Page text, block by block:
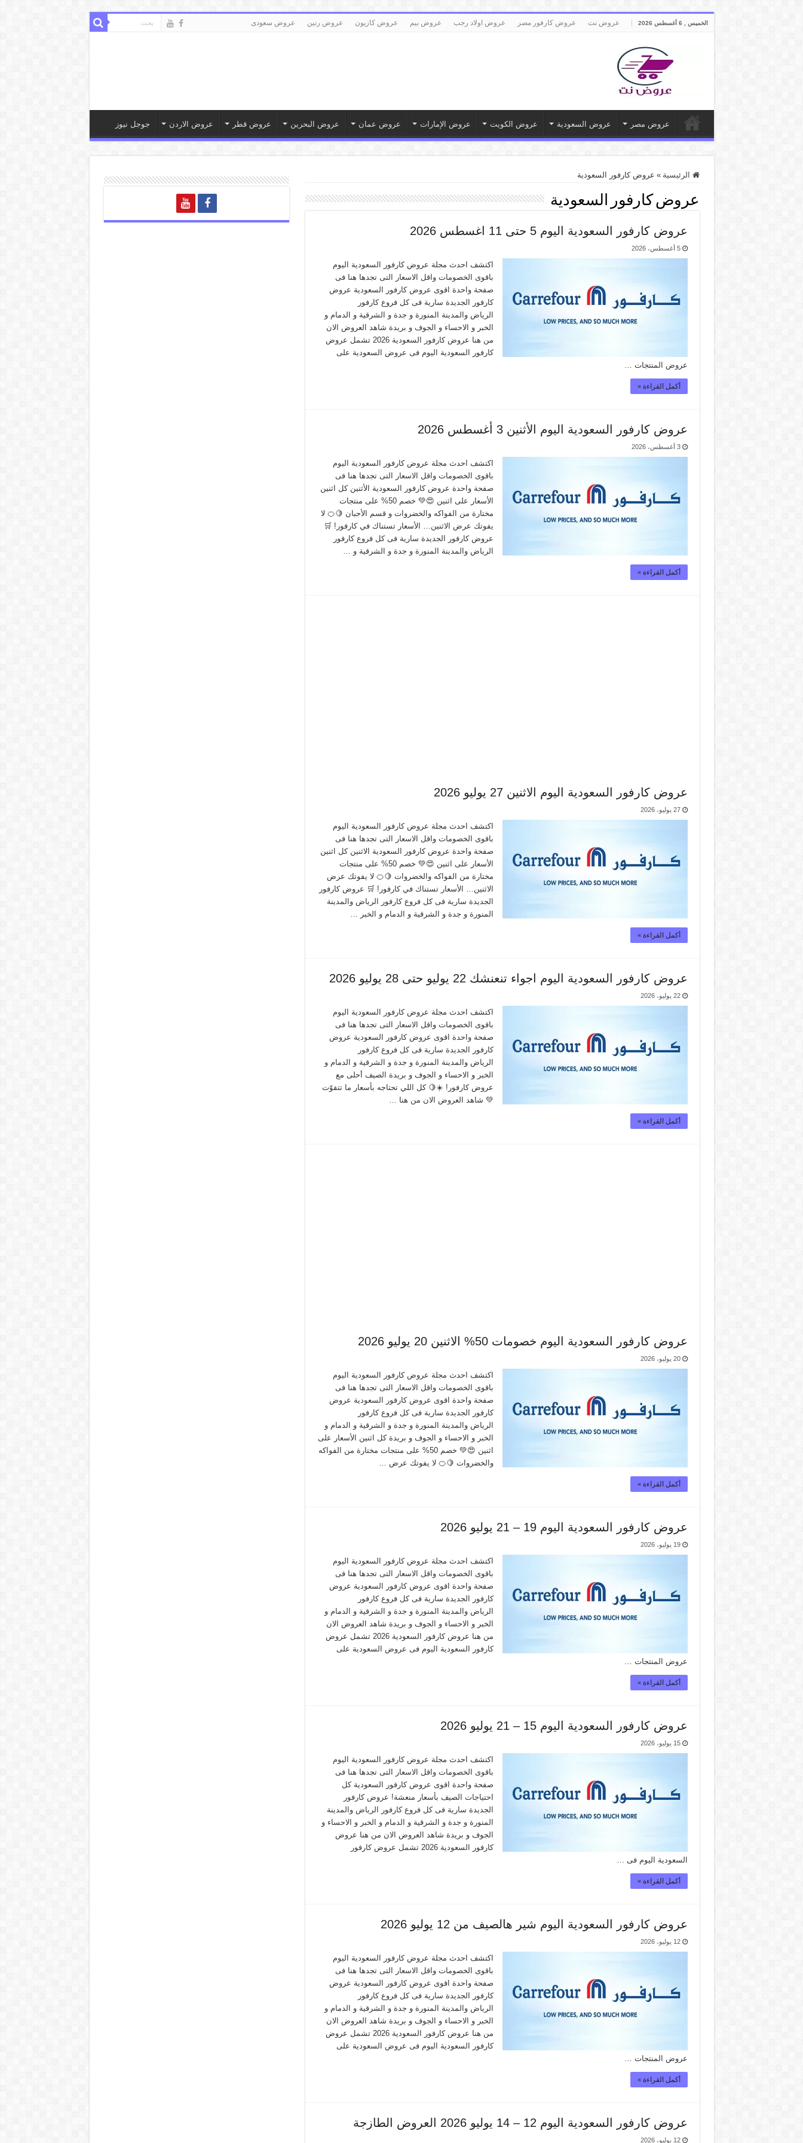
الخميس , 6 أغسطس 2026 عروض نت عروض كارفور مصر عروض اولاد رجب عروض بيم عروض كازيون عروض رنين عروض سعودى
عروض مصر عروض السعودية عروض الكويت عروض الإمارات عروض عمان عروض البحرين عروض قطر عروض الاردن جوجل نيوز
الرئيسية » عروض كارفور السعودية
عروض كارفور السعودية
عروض كارفور السعودية اليوم 5 حتى 11 اغسطس 2026
5 أغسطس، 2026
اكتشف احدث مجلة عروض كارفور السعودية اليوم
باقوى الخصومات واقل الاسعار التى تجدها هنا فى
صفحة واحدة اقوى عروض كارفور السعودية عروض
كارفور الجديدة سارية فى كل فروع كارفور
الرياض والمدينة المنورة و جدة و الشرقية و الدمام و
الخبر و الاحساء و الجوف و بريدة شاهد العروض الان
من هنا عروض كارفور السعودية 2026 تشمل عروض
كارفور السعودية اليوم فى عروض السعودية على
عروض المنتجات …
أكمل القراءة »
عروض كارفور السعودية اليوم الأثنين 3 أغسطس 2026
3 أغسطس، 2026
اكتشف احدث مجلة عروض كارفور السعودية اليوم
باقوى الخصومات واقل الاسعار التى تجدها هنا فى
صفحة واحدة عروض كارفور السعودية الأثنين كل اثنين
الأسعار على اثنين 😍💚 خصم 50% على منتجات
مختارة من الفواكه والخضروات و قسم الأجبان 🍋🍊 لا
يفوتك عرض الاثنين… الأسعار تستناك في كارفور! 🛒
عروض كارفور الجديدة سارية فى كل فروع كارفور
الرياض والمدينة المنورة و جدة و الشرقية و …
أكمل القراءة »
عروض كارفور السعودية اليوم الاثنين 27 يوليو 2026
27 يوليو، 2026
اكتشف احدث مجلة عروض كارفور السعودية اليوم
باقوى الخصومات واقل الاسعار التى تجدها هنا فى
صفحة واحدة عروض كارفور السعودية الاثنين كل اثنين
الأسعار على اثنين 😍💚 خصم 50% على منتجات
مختارة من الفواكه والخضروات 🍋🍊 لا يفوتك عرض
الاثنين… الأسعار تستناك في كارفور! 🛒 عروض كارفور
الجديدة سارية فى كل فروع كارفور الرياض والمدينة
المنورة و جدة و الشرقية و الدمام و الخبر …
أكمل القراءة »
عروض كارفور السعودية اليوم اجواء تنعنشك 22 يوليو حتى 28 يوليو 2026
22 يوليو، 2026
اكتشف احدث مجلة عروض كارفور السعودية اليوم
باقوى الخصومات واقل الاسعار التى تجدها هنا فى
صفحة واحدة اقوى عروض كارفور السعودية عروض
كارفور الجديدة سارية فى كل فروع كارفور
الرياض والمدينة المنورة و جدة و الشرقية و الدمام و
الخبر و الاحساء و الجوف و بريدة الصيف أحلى مع
عروض كارفور! ☀️🍋 كل اللي تحتاجه بأسعار ما تتفوّت
💚 شاهد العروض الان من هنا …
أكمل القراءة »
عروض كارفور السعودية اليوم خصومات 50% الاثنين 20 يوليو 2026
20 يوليو، 2026
اكتشف احدث مجلة عروض كارفور السعودية اليوم
باقوى الخصومات واقل الاسعار التى تجدها هنا فى
صفحة واحدة اقوى عروض كارفور السعودية عروض
كارفور الجديدة سارية فى كل فروع كارفور
الرياض والمدينة المنورة و جدة و الشرقية و الدمام و
الخبر و الاحساء و الجوف و بريدة كل اثنين الأسعار على
اثنين 😍💚 خصم 50% على منتجات مختارة من الفواكه
والخضروات 🍋🍊 لا يفوتك عرض …
أكمل القراءة »
عروض كارفور السعودية اليوم 19 – 21 يوليو 2026
19 يوليو، 2026
اكتشف احدث مجلة عروض كارفور السعودية اليوم
باقوى الخصومات واقل الاسعار التى تجدها هنا فى
صفحة واحدة اقوى عروض كارفور السعودية عروض
كارفور الجديدة سارية فى كل فروع كارفور
الرياض والمدينة المنورة و جدة و الشرقية و الدمام و
الخبر و الاحساء و الجوف و بريدة شاهد العروض الان
من هنا عروض كارفور السعودية 2026 تشمل عروض
كارفور السعودية اليوم فى عروض السعودية على
عروض المنتجات …
أكمل القراءة »
عروض كارفور السعودية اليوم 15 – 21 يوليو 2026
15 يوليو، 2026
اكتشف احدث مجلة عروض كارفور السعودية اليوم
باقوى الخصومات واقل الاسعار التى تجدها هنا فى
صفحة واحدة اقوى عروض كارفور السعودية كل
احتياجات الصيف بأسعار منعشة! عروض كارفور
الجديدة سارية فى كل فروع كارفور الرياض والمدينة
المنورة و جدة و الشرقية و الدمام و الخبر و الاحساء و
الجوف و بريدة شاهد العروض الان من هنا عروض
كارفور السعودية 2026 تشمل عروض كارفور
السعودية اليوم فى …
أكمل القراءة »
عروض كارفور السعودية اليوم شير هالصيف من 12 يوليو 2026
12 يوليو، 2026
اكتشف احدث مجلة عروض كارفور السعودية اليوم
باقوى الخصومات واقل الاسعار التى تجدها هنا فى
صفحة واحدة اقوى عروض كارفور السعودية عروض
كارفور الجديدة سارية فى كل فروع كارفور
الرياض والمدينة المنورة و جدة و الشرقية و الدمام و
الخبر و الاحساء و الجوف و بريدة شاهد العروض الان
من هنا عروض كارفور السعودية 2026 تشمل عروض
كارفور السعودية اليوم فى عروض السعودية على
عروض المنتجات …
أكمل القراءة »
عروض كارفور السعودية اليوم 12 – 14 يوليو 2026 العروض الطازجة
12 يوليو، 2026